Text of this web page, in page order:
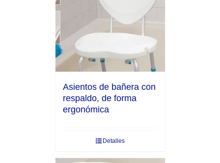
Asientos de bañera con
respaldo, de forma
ergonómica
Detalles